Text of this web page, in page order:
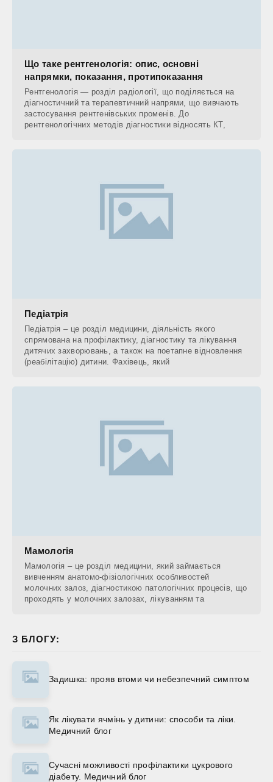
Що таке рентгенологія: опис, основні
напрямки, показання, протипоказання
Рентгенологія — розділ радіології, що поділяється на
діагностичний та терапевтичний напрями, що вивчають
застосування рентгенівських променів. До
рентгенологічних методів діагностики відносять КТ,
Педіатрія
Педіатрія – це розділ медицини, діяльність якого
спрямована на профілактику, діагностику та лікування
дитячих захворювань, а також на поетапне відновлення
(реабілітацію) дитини. Фахівець, який
Мамологія
Мамологія – це розділ медицини, який займається
вивченням анатомо-фізіологічних особливостей
молочних залоз, діагностикою патологічних процесів, що
проходять у молочних залозах, лікуванням та
З БЛОГУ:
Задишка: прояв втоми чи небезпечний симптом
Як лікувати ячмінь у дитини: способи та ліки.
Медичний блог
Сучасні можливості профілактики цукрового
діабету. Медичний блог